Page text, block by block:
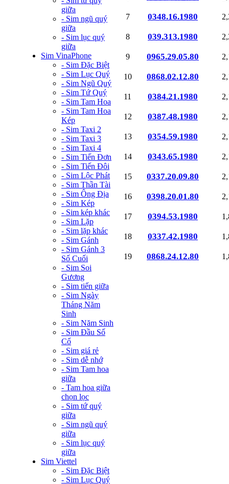
giữa
- Sim ngũ quý
giữa
- Sim lục quý
giữa
Sim VinaPhone
- Sim Đặc Biệt
- Sim Lục Quý
- Sim Ngũ Quý
- Sim Tứ Quý
- Sim Tam Hoa
- Sim Tam Hoa
Kép
- Sim Taxi 2
- Sim Taxi 3
- Sim Taxi 4
- Sim Tiến Đơn
- Sim Tiến Đôi
- Sim Lộc Phát
- Sim Thần Tài
- Sim Ông Địa
- Sim Kép
- Sim kép khác
- Sim Lặp
- Sim lặp khác
- Sim Gánh
- Sim Gánh 3
Số Cuối
- Sim Soi
Gương
- Sim tiến giữa
- Sim Ngày
Tháng Năm
Sinh
- Sim Năm Sinh
- Sim Đầu Số
Cổ
- Sim giá rẻ
- Sim dễ nhớ
- Sim Tam hoa
giữa
- Tam hoa giữa
chọn lọc
- Sim tứ quý
giữa
- Sim ngũ quý
giữa
- Sim lục quý
giữa
Sim Viettel
- Sim Đặc Biệt
- Sim Lục Quý
7 0348.16.1980
8 039.313.1980
9 0965.29.05.80
10 0868.02.12.80
11 0384.21.1980
12 0387.48.1980
13 0354.59.1980
14 0343.65.1980
15 0337.20.09.80
16 0398.20.01.80
17 0394.53.1980
18 0337.42.1980
19 0868.24.12.80